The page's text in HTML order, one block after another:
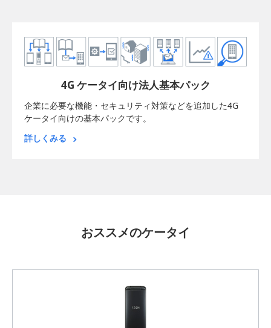
4G ケータイ向け法人基本パック
企業に必要な機能・セキュリティ対策などを追加した4G
ケータイ向けの基本パックです。
詳しくみる
おススメのケータイ